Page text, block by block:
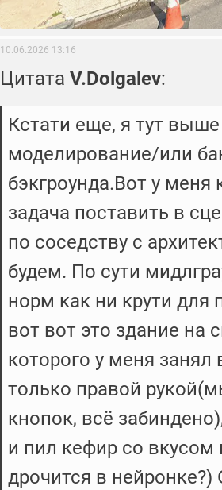
10.06.2026 13:16
Цитата V.Dolgalev:
Кстати еще, я тут
моделирование/или
бэкгроунда.Вот у меня
задача поставить в
по соседству с
будем. По сути
норм как ни крути для
вот вот это здание на
которого у меня занял
только правой
кнопок, всё
и пил кефир со
дрочится в